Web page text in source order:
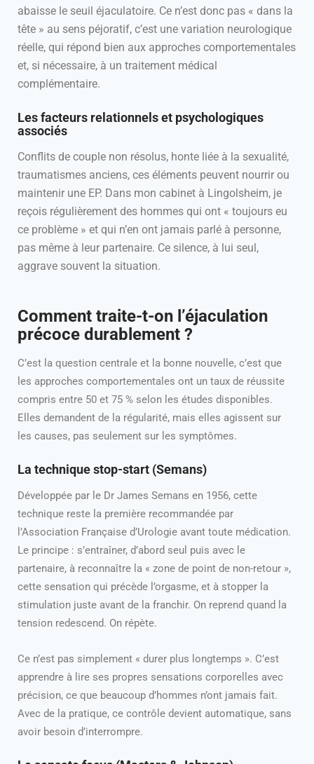
abaisse le seuil éjaculatoire. Ce n’est donc pas « dans la
tête » au sens péjoratif, c’est une variation neurologique
réelle, qui répond bien aux approches comportementales
et, si nécessaire, à un traitement médical
complémentaire.
Les facteurs relationnels et psychologiques
associés
Conflits de couple non résolus, honte liée à la sexualité,
traumatismes anciens, ces éléments peuvent nourrir ou
maintenir une EP. Dans mon cabinet à Lingolsheim, je
reçois régulièrement des hommes qui ont « toujours eu
ce problème » et qui n’en ont jamais parlé à personne,
pas même à leur partenaire. Ce silence, à lui seul,
aggrave souvent la situation.
Comment traite-t-on l’éjaculation
précoce durablement ?
C’est la question centrale et la bonne nouvelle, c’est que
les approches comportementales ont un taux de réussite
compris entre 50 et 75 % selon les études disponibles.
Elles demandent de la régularité, mais elles agissent sur
les causes, pas seulement sur les symptômes.
La technique stop-start (Semans)
Développée par le Dr James Semans en 1956, cette
technique reste la première recommandée par
l’Association Française d’Urologie avant toute médication.
Le principe : s’entraîner, d’abord seul puis avec le
partenaire, à reconnaître la « zone de point de non-retour »,
cette sensation qui précède l’orgasme, et à stopper la
stimulation juste avant de la franchir. On reprend quand la
tension redescend. On répète.
Ce n’est pas simplement « durer plus longtemps ». C’est
apprendre à lire ses propres sensations corporelles avec
précision, ce que beaucoup d’hommes n’ont jamais fait.
Avec de la pratique, ce contrôle devient automatique, sans
avoir besoin d’interrompre.